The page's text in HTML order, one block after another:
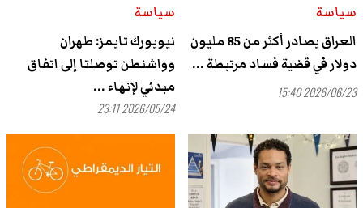
سياسة
العراق يصادر أكثر من 85 مليون
دولار في قضية فساد مرتبطة ...
2026/06/23 15:40
سياسة
نيويورك تايمز: طهران
وواشنطن توصلتا إلى اتفاق
مبدئي لإنهاء ...
2026/05/24 23:11